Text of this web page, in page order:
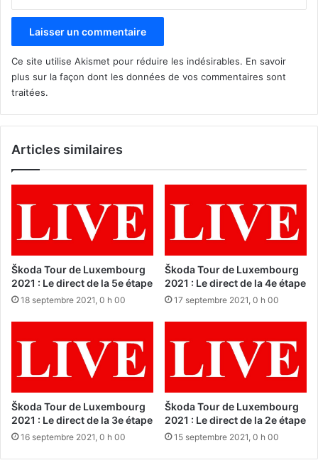
Ce site utilise Akismet pour réduire les indésirables. En savoir
plus sur la façon dont les données de vos commentaires sont
traitées.
Articles similaires
Škoda Tour de Luxembourg
2021 : Le direct de la 5e étape
18 septembre 2021, 0 h 00
Škoda Tour de Luxembourg
2021 : Le direct de la 4e étape
17 septembre 2021, 0 h 00
Škoda Tour de Luxembourg
2021 : Le direct de la 3e étape
16 septembre 2021, 0 h 00
Škoda Tour de Luxembourg
2021 : Le direct de la 2e étape
15 septembre 2021, 0 h 00